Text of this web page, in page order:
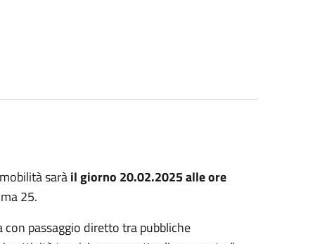
saràil giorno 20.02.2025 alle ore
25.
passaggio diretto tra pubbliche